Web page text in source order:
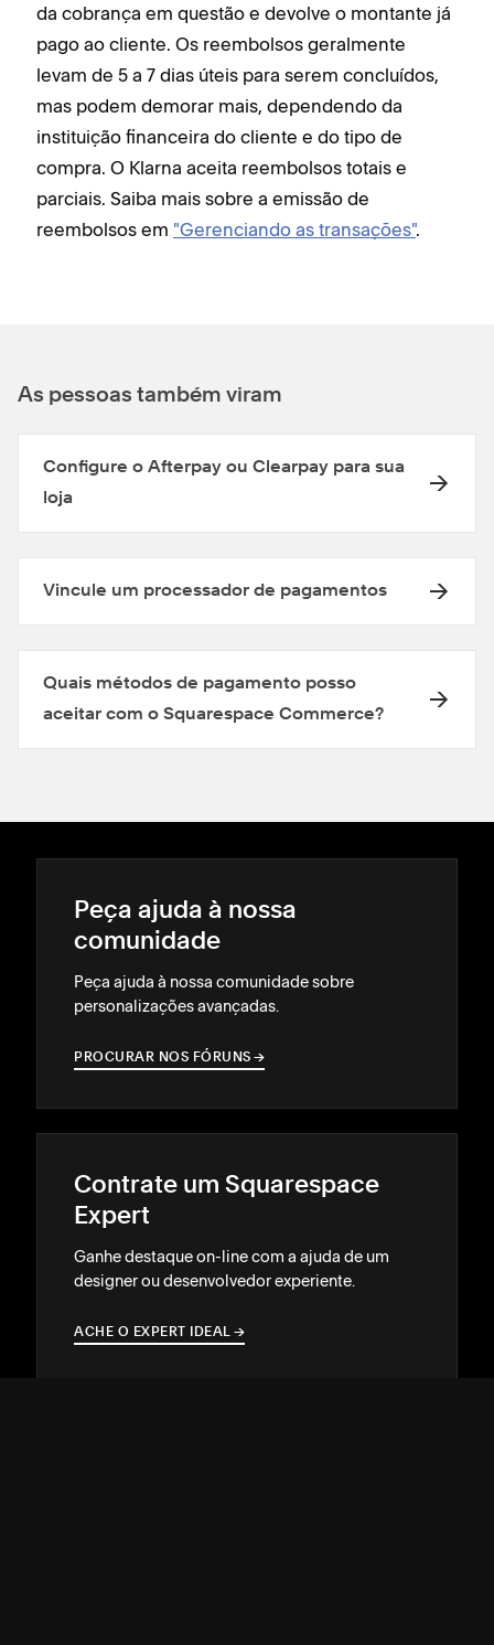
da cobrança em questão e devolve o montante já
pago ao cliente. Os reembolsos geralmente
levam de 5 a 7 dias úteis para serem concluídos,
mas podem demorar mais, dependendo da
instituição financeira do cliente e do tipo de
compra. O Klarna aceita reembolsos totais e
parciais. Saiba mais sobre a emissão de
reembolsos em "Gerenciando as transações".
As pessoas também viram
Configure o Afterpay ou Clearpay para sua
loja
Vincule um processador de pagamentos
Quais métodos de pagamento posso
aceitar com o Squarespace Commerce?
Peça ajuda à nossa
comunidade
Peça ajuda à nossa comunidade sobre
personalizações avançadas.
PROCURAR NOS FÓRUNS →
→
Contrate um Squarespace
Expert
Ganhe destaque on-line com a ajuda de um
designer ou desenvolvedor experiente.
ACHE O EXPERT IDEAL →
→